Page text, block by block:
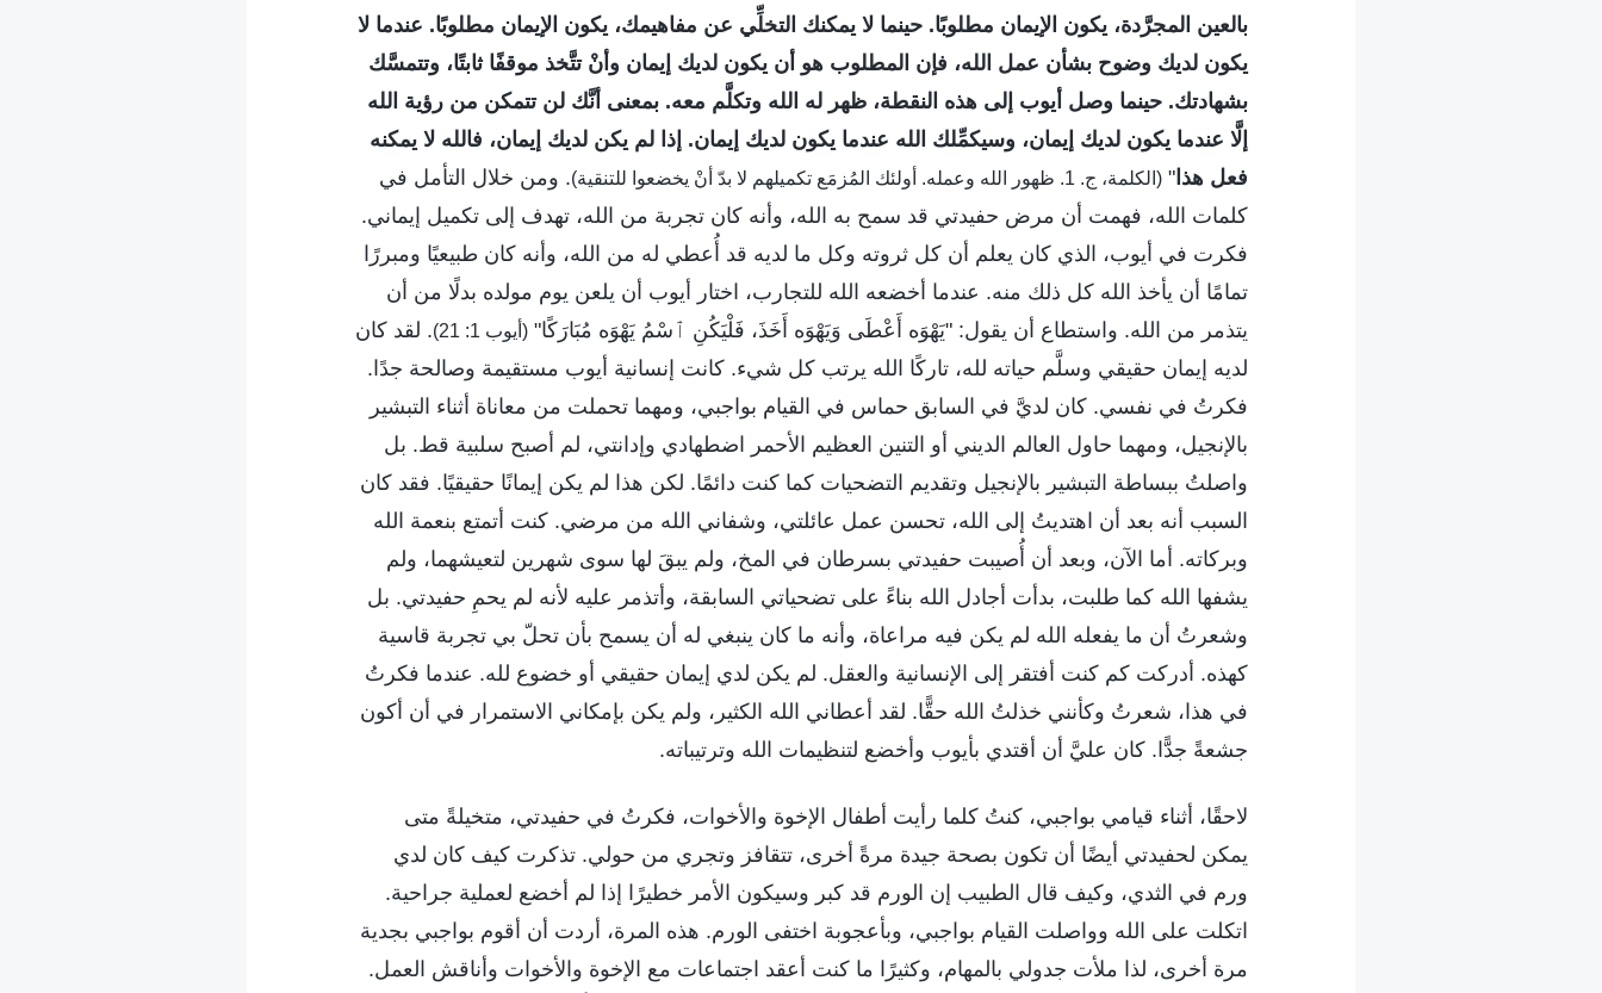
بالعين المجرَّدة، يكون الإيمان مطلوبًا. حينما لا يمكنك التخلِّي عن مفاهيمك، يكون الإيمان مطلوبًا. عندما لا
يكون لديك وضوح بشأن عمل الله، فإن المطلوب هو أن يكون لديك إيمان وأنْ تتَّخذ موقفًا ثابتًا، وتتمسَّك
بشهادتك. حينما وصل أيوب إلى هذه النقطة، ظهر له الله وتكلَّم معه. بمعنى أنَّك لن تتمكن من رؤية الله
إلَّا عندما يكون لديك إيمان، وسيكمِّلك الله عندما يكون لديك إيمان. إذا لم يكن لديك إيمان، فالله لا يمكنه
فعل هذا " (الكلمة، ج. 1. ظهور الله وعمله. أولئك المُزمَع تكميلهم لا بدّ أنْ يخضعوا للتنقية)
. ومن خلال التأمل في
كلمات الله، فهمت أن مرض حفيدتي قد سمح به الله، وأنه كان تجربة من الله، تهدف إلى تكميل إيماني.
فكرت في أيوب، الذي كان يعلم أن كل ثروته وكل ما لديه قد أُعطي له من الله، وأنه كان طبيعيًا ومبررًا
تمامًا أن يأخذ الله كل ذلك منه. عندما أخضعه الله للتجارب، اختار أيوب أن يلعن يوم مولده بدلًا من أن
يتذمر من الله. واستطاع أن يقول: "يَهْوَه أَعْطَى وَيَهْوَه أَخَذَ، فَلْيَكُنِ ٱسْمُ يَهْوَه مُبَارَكًا" (أيوب 1: 21)
. لقد كان
لديه إيمان حقيقي وسلَّم حياته لله، تاركًا الله يرتب كل شيء. كانت إنسانية أيوب مستقيمة وصالحة جدًا.
فكرتُ في نفسي. كان لديَّ في السابق حماس في القيام بواجبي، ومهما تحملت من معاناة أثناء التبشير
بالإنجيل، ومهما حاول العالم الديني أو التنين العظيم الأحمر اضطهادي وإدانتي، لم أصبح سلبية قط. بل
واصلتُ ببساطة التبشير بالإنجيل وتقديم التضحيات كما كنت دائمًا. لكن هذا لم يكن إيمانًا حقيقيًا. فقد كان
السبب أنه بعد أن اهتديتُ إلى الله، تحسن عمل عائلتي، وشفاني الله من مرضي. كنت أتمتع بنعمة الله
وبركاته. أما الآن، وبعد أن أُصيبت حفيدتي بسرطان في المخ، ولم يبقَ لها سوى شهرين لتعيشهما، ولم
يشفها الله كما طلبت، بدأت أجادل الله بناءً على تضحياتي السابقة، وأتذمر عليه لأنه لم يحمِ حفيدتي. بل
وشعرتُ أن ما يفعله الله لم يكن فيه مراعاة، وأنه ما كان ينبغي له أن يسمح بأن تحلّ بي تجربة قاسية
كهذه. أدركت كم كنت أفتقر إلى الإنسانية والعقل. لم يكن لدي إيمان حقيقي أو خضوع لله. عندما فكرتُ
في هذا، شعرتُ وكأنني خذلتُ الله حقًّا. لقد أعطاني الله الكثير، ولم يكن بإمكاني الاستمرار في أن أكون
جشعةً جدًّا. كان عليَّ أن أقتدي بأيوب وأخضع لتنظيمات الله وترتيباته.
لاحقًا، أثناء قيامي بواجبي، كنتُ كلما رأيت أطفال الإخوة والأخوات، فكرتُ في حفيدتي، متخيلةً متى
يمكن لحفيدتي أيضًا أن تكون بصحة جيدة مرةً أخرى، تتقافز وتجري من حولي. تذكرت كيف كان لدي
ورم في الثدي، وكيف قال الطبيب إن الورم قد كبر وسيكون الأمر خطيرًا إذا لم أخضع لعملية جراحية.
اتكلت على الله وواصلت القيام بواجبي، وبأعجوبة اختفى الورم. هذه المرة، أردت أن أقوم بواجبي بجدية
مرة أخرى، لذا ملأت جدولي بالمهام، وكثيرًا ما كنت أعقد اجتماعات مع الإخوة والأخوات وأناقش العمل.